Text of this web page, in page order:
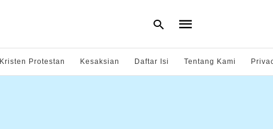
Kristen Protestan Kesaksian Daftar Isi Tentang Kami